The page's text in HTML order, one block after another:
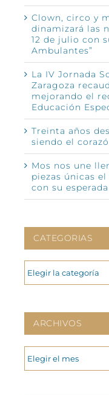
Clown, circo y
dinamizará las
12 de julio con
Ambulantes”
La IV Jornada
Zaragoza
mejorando el
Educación
Treinta años
siendo el
Mos nos une
piezas únicas
con su
CATEGORIAS
CATEGORIAS
ARCHIVOS
ARCHIVOS